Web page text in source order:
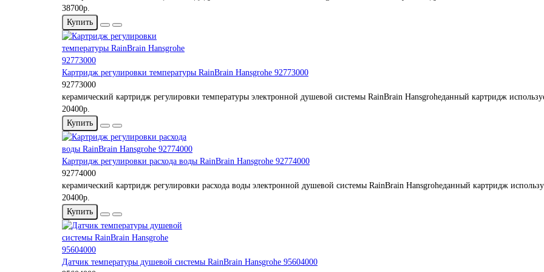
38700р.
Купить
Картридж регулировки температуры RainBrain Hansgrohe 92773000
92773000
керамический картридж регулировки температуры электронной душевой системы RainBrain Hansgroheданный картридж
20400р.
Купить
Картридж регулировки расхода воды RainBrain Hansgrohe 92774000
92774000
керамический картридж регулировки расхода воды электронной душевой системы RainBrain Hansgroheданный картридж
20400р.
Купить
Датчик температуры душевой системы RainBrain Hansgrohe 95604000